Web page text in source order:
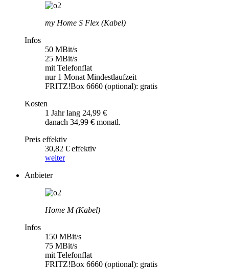
my Home S Flex (Kabel)
Infos
50 MBit/s
25 MBit/s
mit Telefonflat
nur 1 Monat Mindestlaufzeit
FRITZ!Box 6660 (optional): gratis
Kosten
1 Jahr lang 24,99 €
danach 34,99 € monatl.
Preis effektiv
30,82 € effektiv
weiter
Anbieter
Home M (Kabel)
Infos
150 MBit/s
75 MBit/s
mit Telefonflat
FRITZ!Box 6660 (optional): gratis